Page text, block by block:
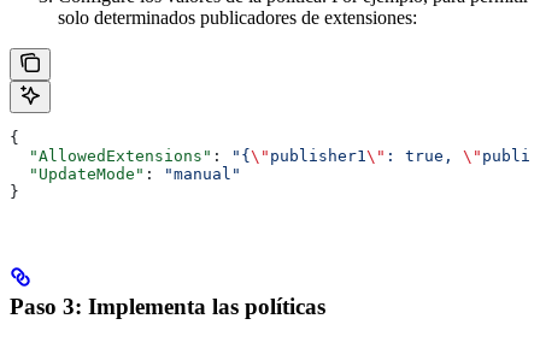
solo determinados publicadores de extensiones:
{
  "AllowedExtensions"
: "{ \" publisher1\" : true, \"
  "UpdateMode"
:
"manual"
}
Paso 3: Implementa las políticas